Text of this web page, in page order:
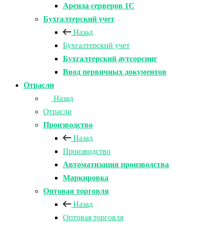
Аренда серверов 1С
Бухгалтерский учет
Назад
Бухгалтерский учет
Бухгалтерский аутсорсинг
Ввод первичных документов
Отрасли
Назад
Отрасли
Производство
Назад
Производство
Автоматизация производства
Маркировка
Оптовая торговля
Назад
Оптовая торговля